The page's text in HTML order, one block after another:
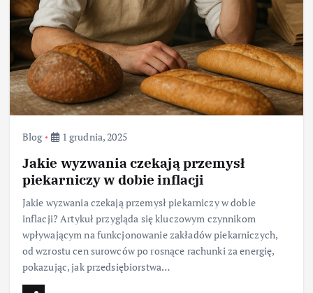
Blog 1 grudnia, 2025
Jakie wyzwania czekają przemysł
piekarniczy w dobie inflacji
Jakie wyzwania czekają przemysł piekarniczy w dobie
inflacji? Artykuł przygląda się kluczowym czynnikom
wpływającym na funkcjonowanie zakładów piekarniczych,
od wzrostu cen surowców po rosnące rachunki za energię,
pokazując, jak przedsiębiorstwa…